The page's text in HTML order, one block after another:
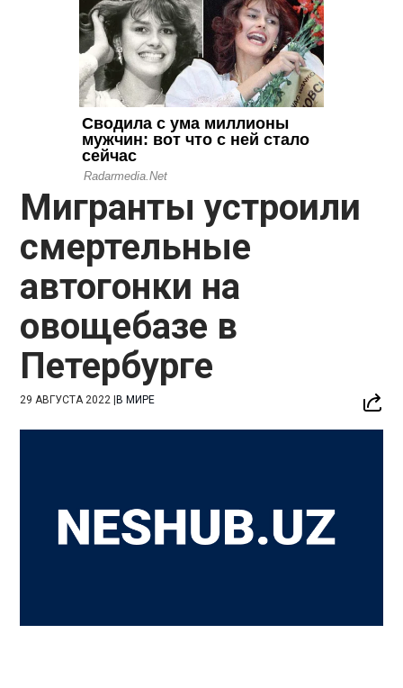
Мигранты устроили
смертельные
автогонки на
овощебазе в
Петербурге
29 АВГУСТА 2022 |В МИРЕ